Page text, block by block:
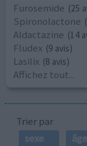
Furosemide (25
Spironolactone
Aldactazine (14
Fludex (9 avis)
Lasilix (8 avis)
Affichez tout...
Trier par
sexe
âge